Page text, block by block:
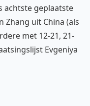
achtste geplaatste
Zhang uit China (als
met 12-21, 21-
Evgeniya